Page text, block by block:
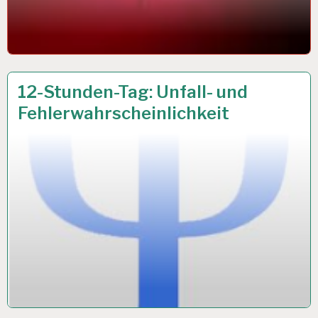
12-
STUNDEN-
ARBEITSTAG…
12-Stunden-Tag: Unfall- und
Fehlerwahrscheinlichkeit
13 JUNI 2018